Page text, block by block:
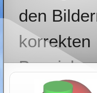
den
korrekten